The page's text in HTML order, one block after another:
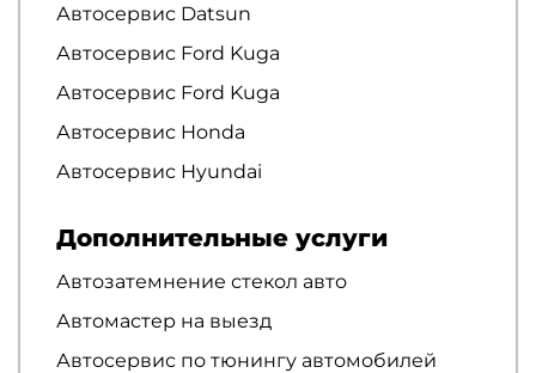
Автосервис Datsun
Автосервис Ford Kuga
Автосервис Ford Kuga
Автосервис Honda
Автосервис Hyundai
Дополнительные услуги
Автозатемнение стекол авто
Автомастер на выезд
Автосервис по тюнингу автомобилей